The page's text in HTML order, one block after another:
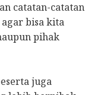
catatan-catatan
bisa kita
pihak
juga